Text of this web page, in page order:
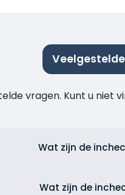
vragen. Kunt u niet
Wat zijn de
Wat zijn de